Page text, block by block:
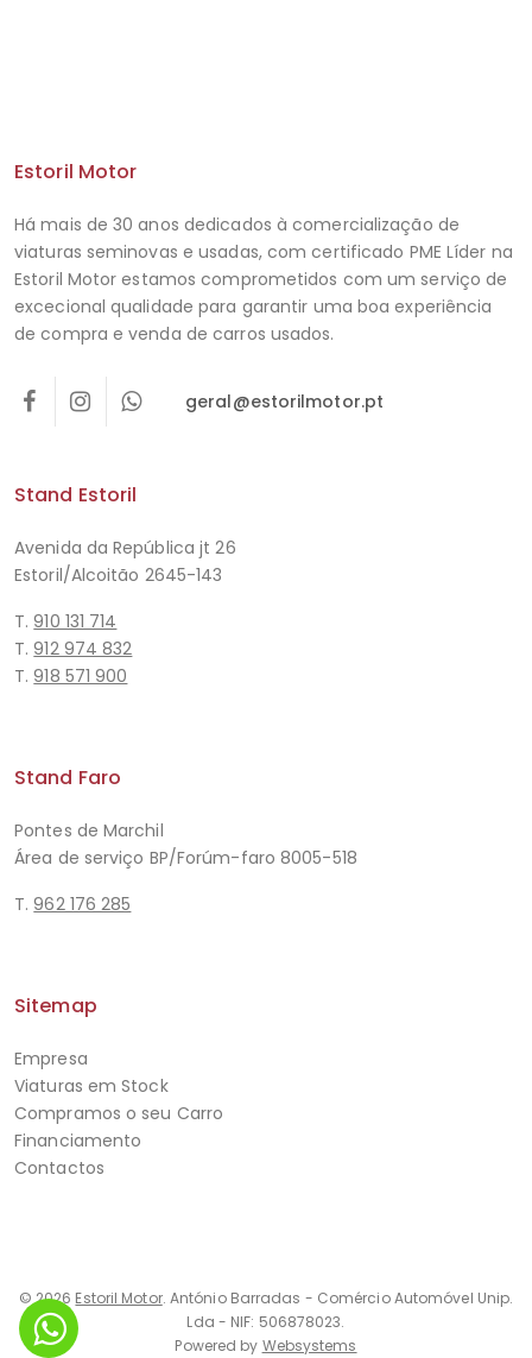
Estoril Motor
Há mais de 30 anos dedicados à comercialização de
viaturas seminovas e usadas, com certificado PME Líder na
Estoril Motor estamos comprometidos com um serviço de
excecional qualidade para garantir uma boa experiência
de compra e venda de carros usados.
geral@estorilmotor.pt
Stand Estoril
Avenida da República jt 26
Estoril/Alcoitão 2645-143
T.910 131 714
T.912 974 832
T.918 571 900
Stand Faro
Pontes de Marchil
Área de serviço BP/Forúm-faro 8005-518
T.962 176 285
Sitemap
Empresa
Viaturas em Stock
Compramos o seu Carro
Financiamento
Contactos
© 2026 Estoril Motor. António Barradas - Comércio Automóvel Unip.
Lda - NIF: 506878023.
Powered by Websystems